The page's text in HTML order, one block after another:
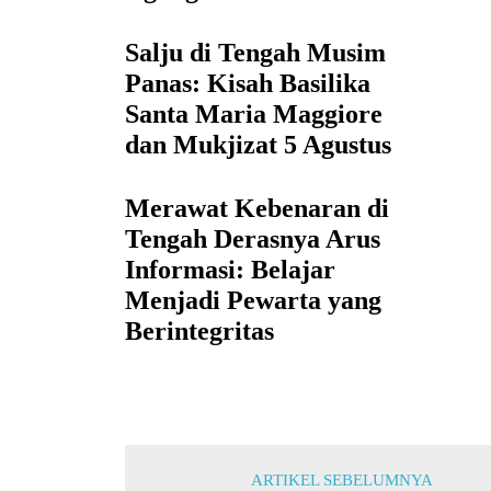
Salju di Tengah Musim
Panas: Kisah Basilika
Santa Maria Maggiore
dan Mukjizat 5 Agustus
Merawat Kebenaran di
Tengah Derasnya Arus
Informasi: Belajar
Menjadi Pewarta yang
Berintegritas
ARTIKEL SEBELUMNYA